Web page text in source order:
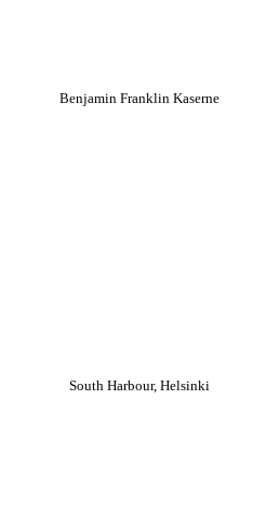
Benjamin Franklin Kaserne
South Harbour, Helsinki